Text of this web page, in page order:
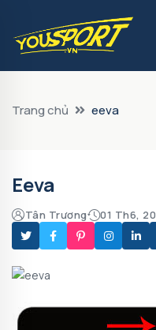
Trang chủ eeva
Eeva
Tân Trương 01 Th6,